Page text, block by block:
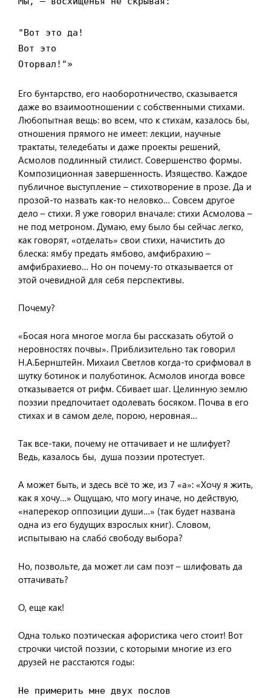
"Вот это да!
Вот это
Оторвал!"»
Его бунтарство, его наоборотничество, сказывается
даже во взаимоотношении с собственными стихами.
Любопытная вещь: во всем, что к стихам, казалось бы,
отношения прямого не имеет: лекции, научные
трактаты, теледебаты и даже проекты решений,
Асмолов подлинный стилист. Совершенство формы.
Композиционная завершенность. Изящество. Каждое
публичное выступление – стихотворение в прозе. Да и
прозой-то назвать как-то неловко… Совсем другое
дело – стихи. Я уже говорил вначале: стихи Асмолова –
не под метроном. Думаю, ему было бы сейчас легко,
как говорят, «отделать» свои стихи, начистить до
блеска: ямбу предать ямбово, амфибрахию –
амфибрахиево… Но он почему-то отказывается от
этой очевидной для себя перспективы.
Почему?
«Босая нога многое могла бы рассказать обутой о
неровностях почвы». Приблизительно так говорил
Н.А.Бернштейн. Михаил Светлов когда-то срифмовал в
шутку ботинок и полуботинок. Асмолов иногда вовсе
отказывается от рифм. Сбивает шаг. Целинную землю
поэзии предпочитает одолевать босяком. Почва в его
стихах и в самом деле, порою, неровная…
Так все-таки, почему не оттачивает и не шлифует?
Ведь, казалось бы, душа поэзии протестует.
А может быть, и здесь всё то же, из 7 «а»: «Хочу я жить,
как я хочу…» Ощущаю, что могу иначе, но действую,
«наперекор оппозиции души…» (так будет названа
одна из его будущих взрослых книг). Словом,
испытываю на слабó свободу выбора?
Но, позвольте, да может ли сам поэт – шлифовать да
оттачивать?
О, еще как!
Одна только поэтическая афористика чего стоит! Вот
строчки чистой поэзии, с которыми многие из его
друзей не расстаются годы:
Не примерить мне двух послов